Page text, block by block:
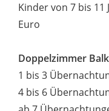
Kinder von 7 bis
Euro
Doppelzimmer
1 bis 3
4 bis 6